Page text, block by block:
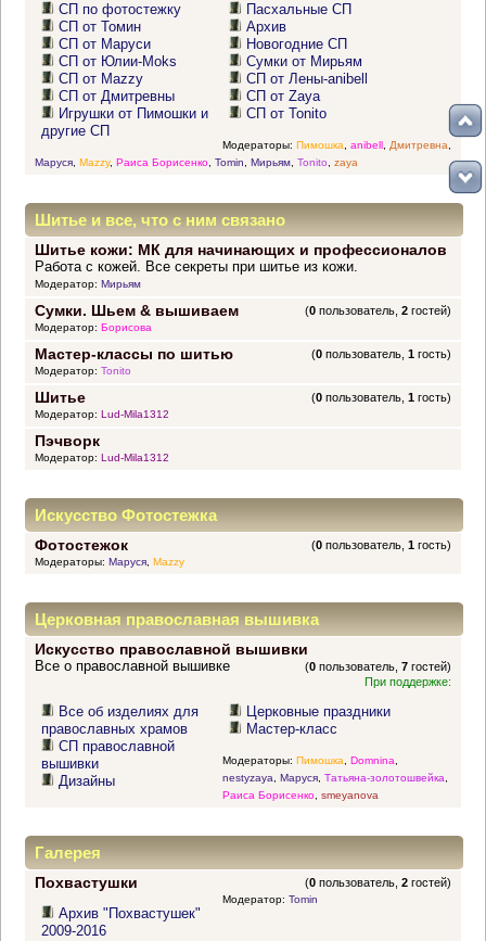
СП по фотостежку
СП от Томин
СП от Маруси
СП от Юлии-Moks
СП от Mazzy
СП от Дмитревны
Игрушки от Пимошки и
другие СП
Пасхальные СП
Архив
Новогодние СП
Сумки от Мирьям
СП от Лены-anibell
СП от Zaya
СП от Tonito
Модераторы: Пимошка anibell, Дмитревна
Маруся, Mazzy, Раиса Борисенко, Tomin Мирьям, Tonito zaya
Шитье и все, что с ним связано
Шитье кожи: МК для начинающих и профессионалов
Работа с кожей. Все секреты при шитье из кожи.
Модератор: Мирьям
Сумки. Шьем & вышиваем (0 пользователь,2 гостей)
Модератор: Борисова
Мастер-классы по шитью (0 пользователь,1 гость)
Модератор: Tonito
Шитье (0 пользователь,1 гость)
Модератор: Lud-Mila1312
Пэчворк
Модератор: Lud-Mila1312
Искусство Фотостежка
Фотостежок (0 пользователь,1 гость)
Модераторы: Маруся, Mazzy
Церковная православная вышивка
Искусство православной вышивки
(0 пользователь,7 гостей)
Все о православной вышивке
При поддержке:
Все об изделиях для
православных храмов
СП православной
вышивки
Дизайны
Церковные праздники
Мастер-класс
Модераторы: Пимошка Domnina
nestyzaya
Маруся, Татьяна-золотошвейка
Раиса Борисенко, smeyanova
Галерея
Похвастушки (0 пользователь,2 гостей)
Архив "Похвастушек"
2009-2016
Модератор: Tomin